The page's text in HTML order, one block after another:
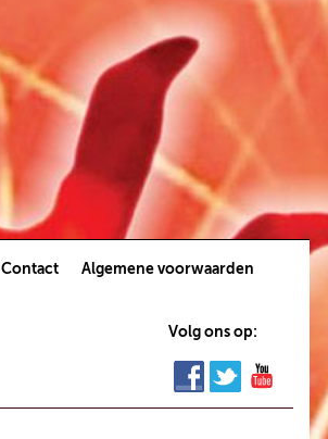
Contact Algemene voorwaarden
Volg ons op: